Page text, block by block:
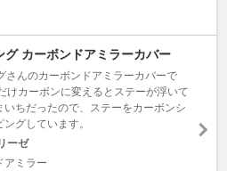
グ カーボンドアミラーカバー
さんのカーボンドアミラーカバーで
けカーボンに変えるとステーが浮いて
いちだったので、ステーをカーボンシ
グしています。
ーゼ
アミラー